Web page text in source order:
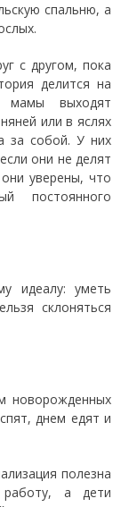
спальню, а
с другом, пока
делится на
мамы выходят
или в яслях
за собой. У них
они не делят
уверены, что
постоянного
идеалу: уметь
склоняться
новорожденных
днем едят и
полезна
а дети